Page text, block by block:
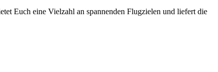
Euch eine Vielzahl an spannenden Flugzielen und liefert die